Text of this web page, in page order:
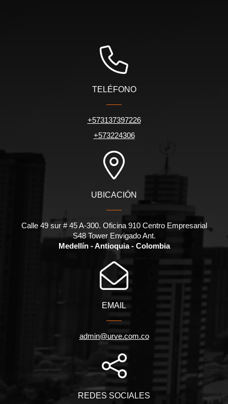
TELÉFONO
+573137397226
+573224306
UBICACIÓN
Calle 49 sur # 45 A-300. Oficina 910 Centro Empresarial
S48 Tower Envigado Ant.
Medellín - Antioquia - Colombia
EMAIL
admin@urve.com.co
REDES SOCIALES